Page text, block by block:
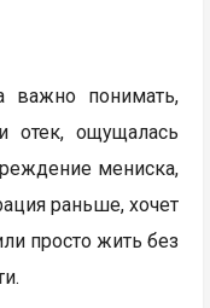
важно понимать,
отек, ощущалась
мениска,
раньше, хочет
просто жить без